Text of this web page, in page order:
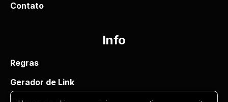
Contato
Info
Regras
Gerador de Link